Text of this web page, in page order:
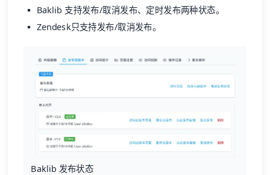
Baklib 支持发布/取消发布、定时发布两种状态。
Zendesk只支持发布/取消发布。
Baklib 发布状态